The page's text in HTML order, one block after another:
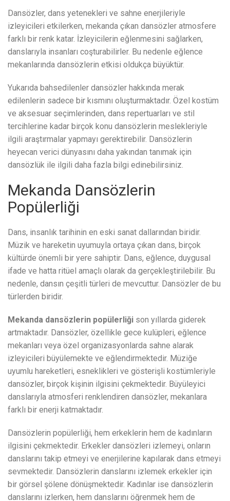
Dansözler, dans yetenekleri ve sahne enerjileriyle
izleyicileri etkilerken, mekanda çıkan dansözler atmosfere
farklı bir renk katar. İzleyicilerin eğlenmesini sağlarken,
danslarıyla insanları coşturabilirler. Bu nedenle eğlence
mekanlarında dansözlerin etkisi oldukça büyüktür.
Yukarıda bahsedilenler dansözler hakkında merak
edilenlerin sadece bir kısmını oluşturmaktadır. Özel kostüm
ve aksesuar seçimlerinden, dans repertuarları ve stil
tercihlerine kadar birçok konu dansözlerin meslekleriyle
ilgili araştırmalar yapmayı gerektirebilir. Dansözlerin
heyecan verici dünyasını daha yakından tanımak için
dansözlük ile ilgili daha fazla bilgi edinebilirsiniz.
Mekanda Dansözlerin
Popülerliği
Dans, insanlık tarihinin en eski sanat dallarından biridir.
Müzik ve hareketin uyumuyla ortaya çıkan dans, birçok
kültürde önemli bir yere sahiptir. Dans, eğlence, duygusal
ifade ve hatta ritüel amaçlı olarak da gerçekleştirilebilir. Bu
nedenle, dansın çeşitli türleri de mevcuttur. Dansözler de bu
türlerden biridir.
Mekanda dansözlerin popülerliği son yıllarda giderek
artmaktadır. Dansözler, özellikle gece kulüpleri, eğlence
mekanları veya özel organizasyonlarda sahne alarak
izleyicileri büyülemekte ve eğlendirmektedir. Müziğe
uyumlu hareketleri, esneklikleri ve gösterişli kostümleriyle
dansözler, birçok kişinin ilgisini çekmektedir. Büyüleyici
danslarıyla atmosferi renklendiren dansözler, mekanlara
farklı bir enerji katmaktadır.
Dansözlerin popülerliği, hem erkeklerin hem de kadınların
ilgisini çekmektedir. Erkekler dansözleri izlemeyi, onların
danslarını takip etmeyi ve enerjilerine kapılarak dans etmeyi
sevmektedir. Dansözlerin danslarını izlemek erkekler için
bir görsel şölene dönüşmektedir. Kadınlar ise dansözlerin
danslarını izlerken, hem danslarını öğrenmek hem de